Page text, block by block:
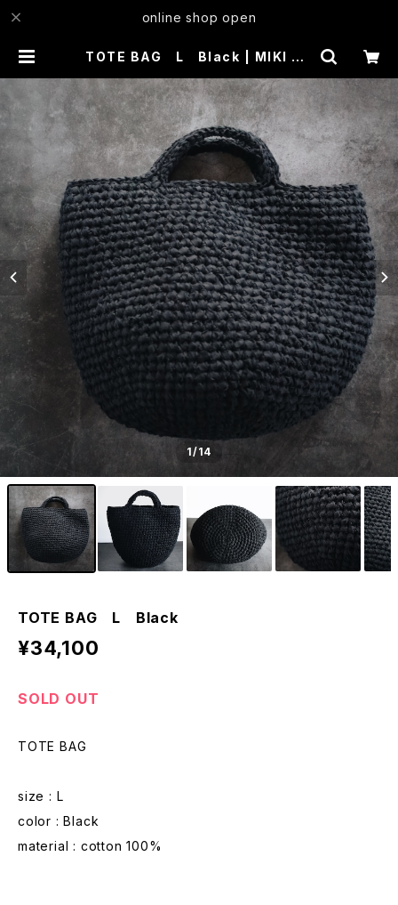
online shop open
TOTE BAG L Black | MIKI KA
1/14
TOTE BAG L Black
¥34,100
SOLD OUT
TOTE BAG
size : L
color : Black
material : cotton 100%